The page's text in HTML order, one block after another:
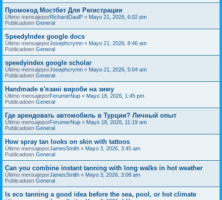
Промокод Мостбет Для Регистрации
Último mensajeporRichardDaulP « Mayo 21, 2026, 6:02 pm
Publicadoen General
SpeedyIndex google docs
Último mensajeporJosephcrymn « Mayo 21, 2026, 8:46 am
Publicadoen General
speedyindex google scholar
Último mensajeporJosephcrymn « Mayo 21, 2026, 5:04 am
Publicadoen General
Handmade в'язані вироби на зиму
Último mensajeporFerumerNup « Mayo 18, 2026, 1:45 pm
Publicadoen General
Где арендовать автомобиль в Турции? Личный опыт
Último mensajeporFerumerNup « Mayo 18, 2026, 11:19 am
Publicadoen General
How spray tan looks on skin with tattoos
Último mensajeporJamesSmith « Mayo 3, 2026, 3:45 am
Publicadoen General
Can you combine instant tanning with long walks in hot weather
Último mensajeporJamesSmith « Mayo 3, 2026, 3:08 am
Publicadoen General
Is eco tanning a good idea before the sea, pool, or hot climate